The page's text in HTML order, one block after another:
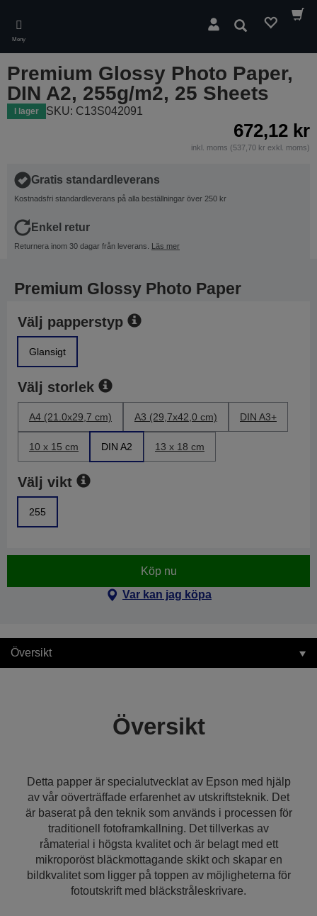
main
content
Meny
Sök
Premium Glossy Photo Paper,
DIN A2, 255g/m2, 25 Sheets
I lager SKU: C13S042091
672,12 kr
inkl. moms (537,70 kr exkl. moms)
Gratis standardleverans
Kostnadsfri standardleverans på alla beställningar över 250 kr
Enkel retur
Returnera inom 30 dagar från leverans. Läs mer
Premium Glossy Photo Paper
Välj papperstyp
Glansigt
Välj storlek
A4 (21.0x29,7 cm) A3 (29,7x42,0 cm) DIN A3+
10 x 15 cm DIN A2 13 x 18 cm
Välj vikt
255
Köp nu
Var kan jag köpa
Översikt
Översikt
Detta papper är specialutvecklat av Epson med hjälp
av vår oöverträffade erfarenhet av utskriftsteknik. Det
är baserat på den teknik som används i processen för
traditionell fotoframkallning. Det tillverkas av
råmaterial i högsta kvalitet och är belagt med ett
mikroporöst bläckmottagande skikt och skapar en
bildkvalitet som ligger på toppen av möjligheterna för
fotoutskrift med bläckstråleskrivare.